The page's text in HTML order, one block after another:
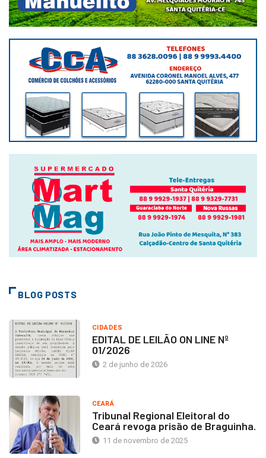
BLOG POSTS
CIDADES
EDITAL DE LEILÃO ON LINE Nº
01/2026
2 de junho de 2026
CEARÁ
Tribunal Regional Eleitoral do
Ceará revoga prisão de Braguinha.
11 de novembro de 2025